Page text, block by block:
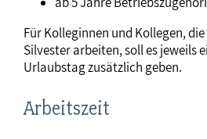
Für Kolleginnen und Kollegen,
Silvester arbeiten, soll es jeweils
Urlaubstag zusätzlich geben.
Arbeitszeit